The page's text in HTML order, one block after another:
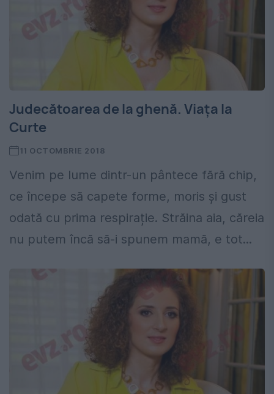
Judecătoarea de la ghenă. Viața la
Curte
11 OCTOMBRIE 2018
Venim pe lume dintr-un pântece fără chip,
ce începe să capete forme, moris și gust
odată cu prima respirație. Străina aia, căreia
nu putem încă să-i spunem mamă, e tot...